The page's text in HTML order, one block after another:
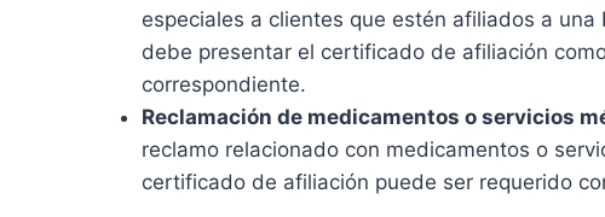
especiales a clientes que estén afiliados a
debe presentar el certificado de afiliación
correspondiente.
Reclamación de medicamentos o servicios
reclamo relacionado con medicamentos o
certificado de afiliación puede ser requerido